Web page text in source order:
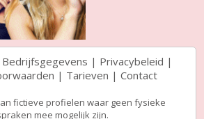
Bedrijfsgegevens | Privacybeleid |
| Tarieven | Contact
fictieve profielen waar geen fysieke
mee mogelijk zijn.